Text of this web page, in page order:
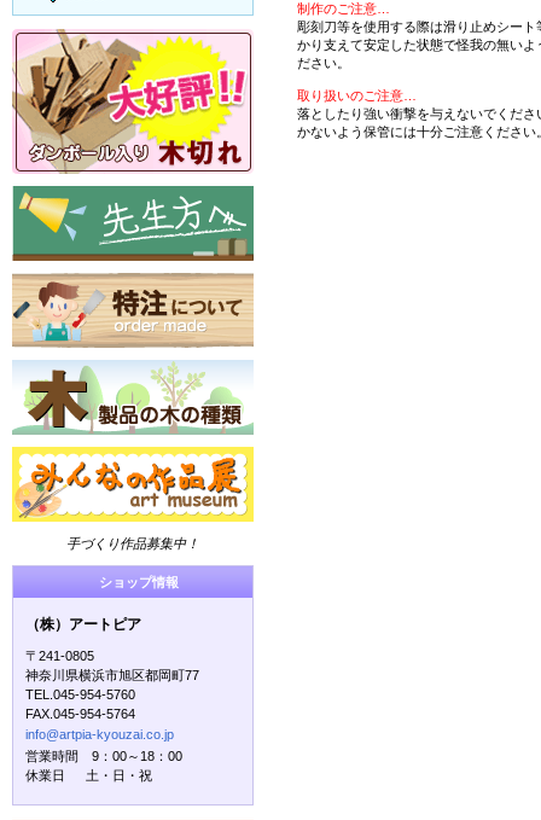
制作のご注意…
彫刻刀等を使用する際は滑り止めシート
かり支えて安定した状態で怪我の無いよ
ださい。
取り扱いのご注意…
落としたり強い衝撃を与えないでくださ
かないよう保管には十分ご注意ください
手づくり作品募集中！
ショップ情報
（株）アートピア
〒241-0805
神奈川県横浜市旭区都岡町77
TEL.045-954-5760
FAX.045-954-5764
info@artpia-kyouzai.co.jp
営業時間 9：00～18：00
休業日 土・日・祝